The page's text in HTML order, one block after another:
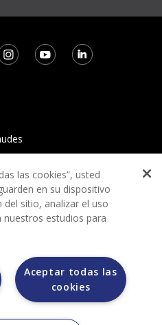
tipo de pago durante el
selección.
lo hace a través de la casa
las cookies”, usted
en su dispositivo
sitio, analizar el uso
estudios para
Aceptar todas las
cookies